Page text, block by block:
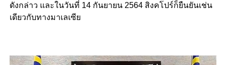
ดังกล่าว และในวันที่ 14 กันยายน 2564 สิงคโปร์ก็ยืนยันเช่น
เดียวกับทางมาเลเซีย